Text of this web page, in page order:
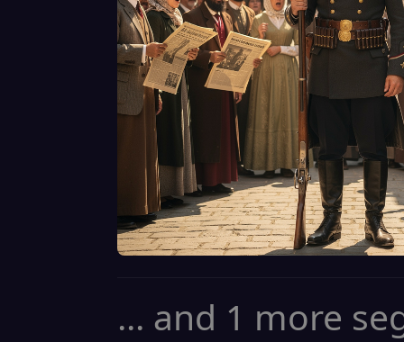
... and 1 more